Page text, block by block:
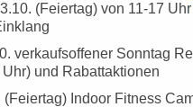
(Feiertag) von 11-17 Uhr
verkaufsoffener Sonntag
und Rabattaktionen
(Feiertag) Indoor Fitness